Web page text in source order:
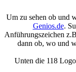
Um zu sehen ob und
Genios.de.
Anführungszeichen
dann ob, wo und
Unten die 118